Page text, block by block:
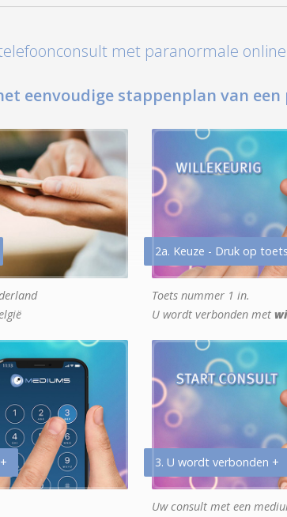
met paranormale
eenvoudige stappenplan van
2a. Keuze - Druk op
Toets nummer 1 in.
U wordt verbonden met
3. U wordt verbonden +
Uw consult met een